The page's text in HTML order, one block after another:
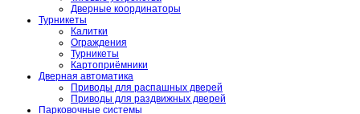
Дверные координаторы
Турникеты
Калитки
Ограждения
Турникеты
Картоприёмники
Дверная автоматика
Приводы для распашных дверей
Приводы для раздвижных дверей
Парковочные системы